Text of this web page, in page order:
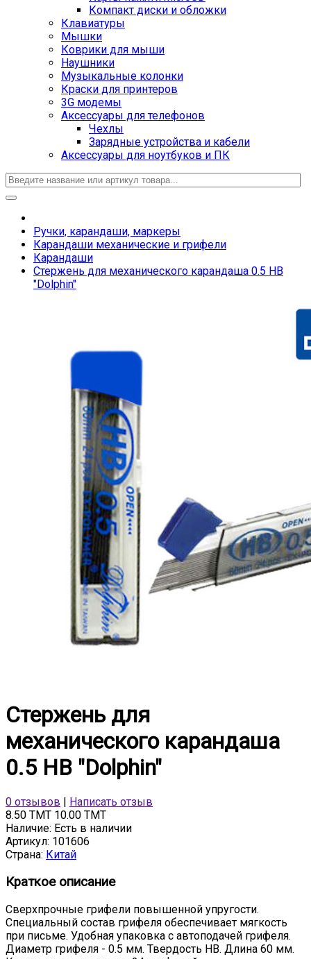
Компакт диски и обложки
Клавиатуры
Мышки
Коврики для мыши
Наушники
Музыкальные колонки
Краски для принтеров
3G модемы
Аксессуары для телефонов
Чехлы
Зарядные устройства и кабели
Аксессуары для ноутбуков и ПК
Ручки, карандаши, маркеры
Карандаши механические и грифели
Карандаши
Стержень для механического карандаша 0.5 HB
"Dolphin"
Стержень для
механического карандаша
0.5 HB "Dolphin"
0 отзывов
Написать отзыв
8.50 TMT 10.00 TMT
Наличие: Есть в наличии
Артикул: 101606
Страна: Китай
Краткое описание
Сверхпрочные грифели повышенной упругости.
Специальный состав грифеля обеспечивает мягкость
при письме. Удобная упаковка с автоподачей грифеля.
Диаметр грифеля - 0.5 мм. Твердость HB. Длина 60 мм.